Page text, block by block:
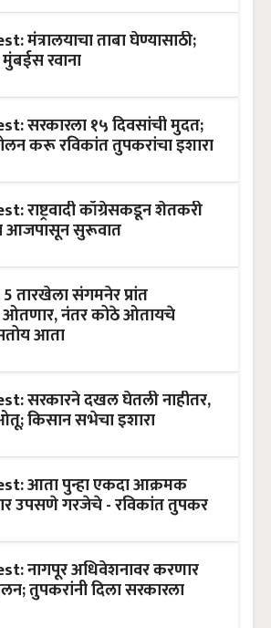
मंत्रालयाचा ताबा घेण्यासाठी;
रवाना
मुदत;
करू रविकांत तुपकरांचा इशारा
शेतकरी
आजपासून सुरूवात
तारखेला संगमनेर प्रांत
ओतणार, नंतर कोठे ओतायचे
आता
किसान सभेचा इशारा
आता पुन्हा एकदा आक्रमक
उपसणे गरजेचे - रविकांत तुपकर
नागपूर अधिवेशनावर करणार
तुपकरांनी दिला सरकारला